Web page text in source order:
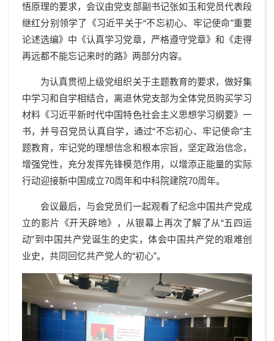
悟原理的要求，会议由党支部副书记张如玉和党员代表段
继红分别领学了《习近平关于“不忘初心、牢记使命”重要
论述选编》中《认真学习党章，严格遵守党章》和《走得
再远都不能忘记来时的路》两部分内容。
为认真贯彻上级党组织关于主题教育的要求，做好集
中学习和自学相结合，离退休党支部为全体党员购买学习
材料《习近平新时代中国特色社会主义思想学习纲要》一
书，并号召党员认真自学，通过“不忘初心、牢记使命”主
题教育，牢记党的理想信念和根本宗旨，坚定政治信念，
增强党性，充分发挥先锋模范作用，以增添正能量的实际
行动迎接新中国成立70周年和中科院建院70周年。
会议最后，与会党员们一起观看了纪念中国共产党成
立的影片《开天辟地》，从银幕上再次了解了从“五四运
动”到中国共产党诞生的史实，体会中国共产党的艰难创
业史，共同回忆共产党人的“初心”。